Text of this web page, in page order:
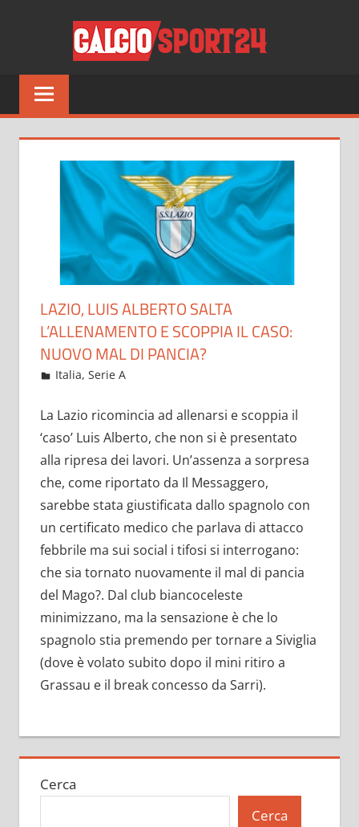
Tutto
sul
del
LAZIO, LUIS ALBERTO SALTA
L’ALLENAMENTO E SCOPPIA IL CASO:
NUOVO MAL DI PANCIA?
Agosto 4, 2022
admin
Italia,Serie A
La Lazio ricomincia ad allenarsi e scoppia il
‘caso’ Luis Alberto, che non si è presentato
alla ripresa dei lavori. Un’assenza a sorpresa
che, come riportato da Il Messaggero,
sarebbe stata giustificata dallo spagnolo con
un certificato medico che parlava di attacco
febbrile ma sui social i tifosi si interrogano:
che sia tornato nuovamente il mal di pancia
del Mago?. Dal club biancoceleste
minimizzano, ma la sensazione è che lo
spagnolo stia premendo per tornare a Siviglia
(dove è volato subito dopo il mini ritiro a
Grassau e il break concesso da Sarri).
Cerca
Cerca